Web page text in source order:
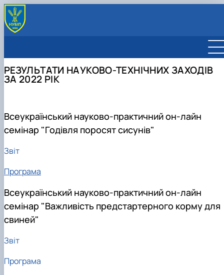
РЕЗУЛЬТАТИ НАУКОВО-ТЕХНІЧНИХ ЗАХОДІВ
ЗА 2022 РІК
Всеукраїнський науково-практичний он-лайн
семінар "Годівля поросят сисунів"
Звіт
Програма
Всеукраїнський науково-практичний он-лайн
семінар "Важливість предстартерного корму для
свиней"
Звіт
Програма